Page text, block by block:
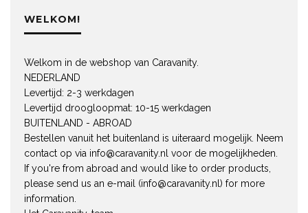
WELKOM!
Welkom in de webshop van Caravanity.
NEDERLAND
Levertijd: 2-3 werkdagen
Levertijd droogloopmat: 10-15 werkdagen
BUITENLAND - ABROAD
Bestellen vanuit het buitenland is uiteraard mogelijk. Neem
contact op via info@caravanity.nl voor de mogelijkheden.
If you're from abroad and would like to order products,
please send us an e-mail (info@caravanity.nl ) for more
information.